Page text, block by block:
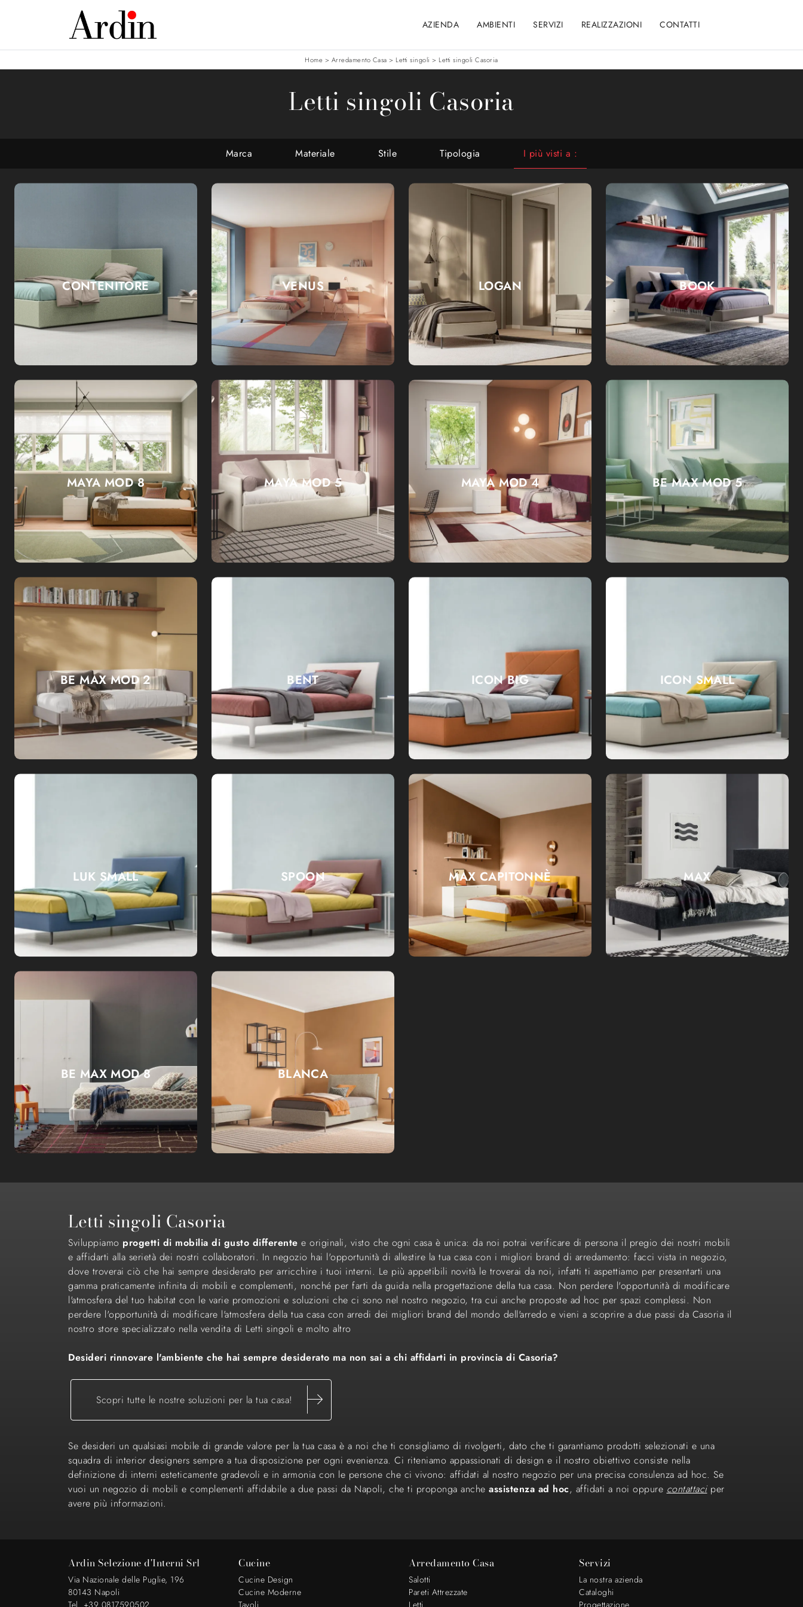
AZIENDA AMBIENTI SERVIZI REALIZZAZIONI CONTATTI
Home > Arredamento Casa > Letti singoli > Letti singoli Casoria
Letti singoli Casoria
Marca Materiale Stile Tipologia I più visti a :
CONTENITORE VENUS LOGAN BOOK
MAYA MOD 8 MAYA MOD 5 MAYA MOD 4 BE MAX MOD 5
BE MAX MOD 2 BENT ICON BIG ICON SMALL
LUK SMALL SPOON MAX CAPITONNÈ MAX
BE MAX MOD 8 BLANCA
Letti singoli Casoria
Sviluppiamo progetti di mobilia di gusto differente e originali, visto che ogni casa è unica: da noi potrai verificare di persona il pregio dei nostri mobili
e affidarti alla serietà dei nostri collaboratori. In negozio hai l'opportunità di allestire la tua casa con i migliori brand di arredamento: facci vista in negozio,
dove troverai ciò che hai sempre desiderato per arricchire i tuoi interni. Le più appetibili novità le troverai da noi, infatti ti aspettiamo per presentarti una
gamma praticamente infinita di mobili e complementi, nonché per farti da guida nella progettazione della tua casa. Non perdere l'opportunità di modificare
l'atmosfera del tuo habitat con le varie promozioni e soluzioni che ci sono nel nostro negozio, tra cui anche proposte ad hoc per spazi complessi. Non
perdere l'opportunità di modificare l'atmosfera della tua casa con arredi dei migliori brand del mondo dell'arredo e vieni a scoprire a due passi da Casoria il
nostro store specializzato nella vendita di Letti singoli e molto altro
Desideri rinnovare l'ambiente che hai sempre desiderato ma non sai a chi affidarti in provincia di Casoria?
Scopri tutte le nostre soluzioni per la tua casa!
Se desideri un qualsiasi mobile di grande valore per la tua casa è a noi che ti consigliamo di rivolgerti, dato che ti garantiamo prodotti selezionati e una
squadra di interior designers sempre a tua disposizione per ogni evenienza. Ci riteniamo appassionati di design e il nostro obiettivo consiste nella
definizione di interni esteticamente gradevoli e in armonia con le persone che ci vivono: affidati al nostro negozio per una precisa consulenza ad hoc. Se
vuoi un negozio di mobili e complementi affidabile a due passi da Napoli, che ti proponga anche assistenza ad hoc, affidati a noi oppure contattaciper
avere più informazioni.
Ardin Selezione d'Interni Srl
Via Nazionale delle Puglie, 196
80143 Napoli
Tel. +39 0817590502
Cucine
Cucine Design
Cucine Moderne
Tavoli
Arredamento Casa
Salotti
Pareti Attrezzate
Letti
Servizi
La nostra azienda
Cataloghi
Progettazione